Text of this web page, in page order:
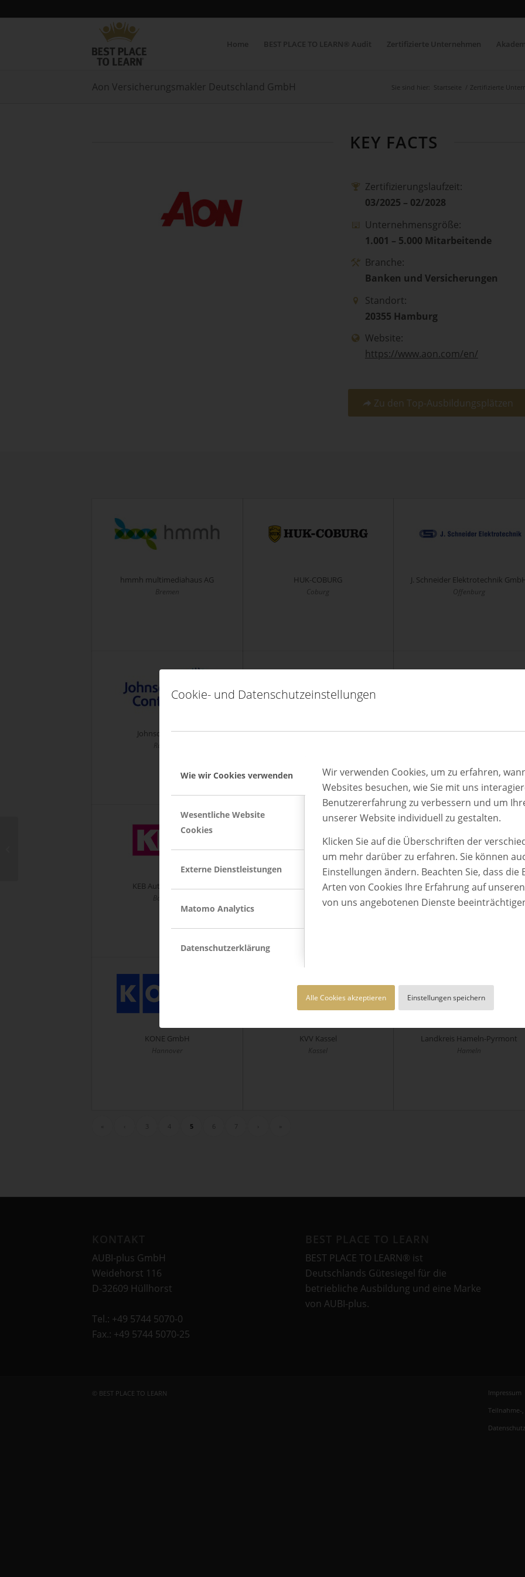
Cookie- und Datenschutzeinstellungen
Wie wir Cookies verwenden
Wesentliche Website
Cookies
Externe Dienstleistungen
Matomo Analytics
Datenschutzerklärung
Wir verwenden Cookies, um zu erfahren,
Websites besuchen, wie Sie mit uns
Benutzererfahrung zu verbessern und um
unserer Website individuell zu gestalten.
Klicken Sie auf die Überschriften der
um mehr darüber zu erfahren. Sie können
Einstellungen ändern. Beachten Sie, dass die
Arten von Cookies Ihre Erfahrung auf
von uns angebotenen Dienste
Alle Cookies akzeptieren Einstellungen speichern
Home BEST PLACE TO LEARN® Audit Zertifizierte Unternehmen
Aon Versicherungsmakler Deutschland GmbH Sie sind hier: Startseite / Zertifizierte
KEY FACTS
Zertifizierungslaufzeit:
03/2025 – 02/2028
Unternehmensgröße:
1.001 – 5.000 Mitarbeitende
Branche:
Banken und Versicherungen
Standort:
20355 Hamburg
Website:
https://www.aon.com/en/
Zu den Top-Ausbildungsplätzen
hmmh multimediahaus AG
Bremen
HUK-COBURG
Coburg
J. Schneider Elektrotechnik
Offenburg
Johnson Controls
Ratingen
KADECO Sonnenschutzsysteme
KAMAX GmbH & Co. KG
KEB Automation KG
Barntrup
KLS Martin Group Koehler Paper SE
Oberkirch
KONE GmbH
Hannover
KVV Kassel
Kassel
Landkreis Hameln-Pyrmont
Hameln
3 4 5
AUBI-plus GmbH
Weidehorst 116
D-32609 Hüllhorst
Tel.: +49 5744 5070-0
Fax.: +49 5744 5070-25
BEST PLACE TO LEARN® ist
Deutschlands Gütesiegel für die
betriebliche Ausbildung und eine Marke
von AUBI-plus.
© BEST PLACE TO LEARN
Impressum
Teilnahme-